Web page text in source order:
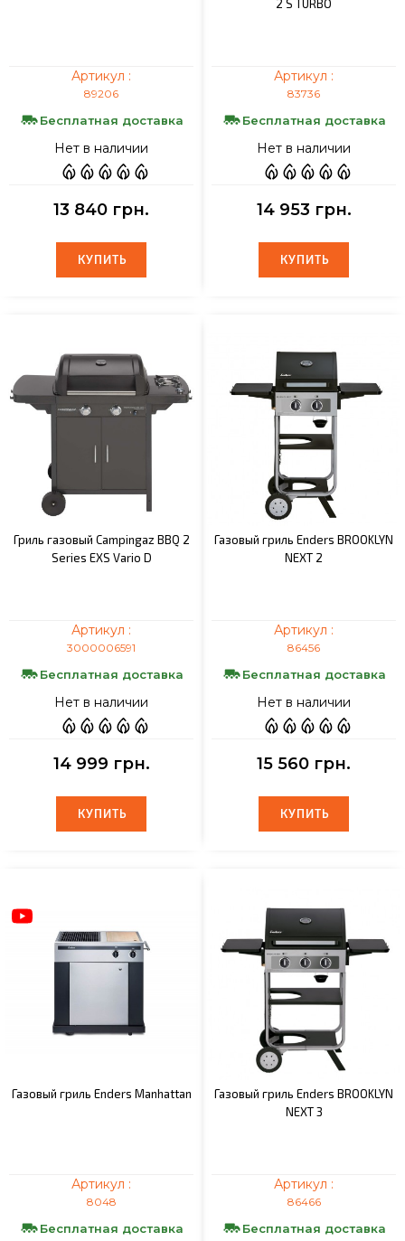
Артикул :
89206
Бесплатная доставка
Нет в наличии
13 840 грн.
КУПИТЬ
КУПИТЬ
2 S TURBO
Артикул :
83736
Бесплатная доставка
Нет в наличии
14 953 грн.
КУПИТЬ
КУПИТЬ
Гриль газовый Campingaz BBQ 2
Series EXS Vario D
Артикул :
3000006591
Бесплатная доставка
Нет в наличии
14 999 грн.
КУПИТЬ
КУПИТЬ
Газовый гриль Enders BROOKLYN
NEXT 2
Артикул :
86456
Бесплатная доставка
Нет в наличии
15 560 грн.
КУПИТЬ
КУПИТЬ
Газовый гриль Enders Manhattan
Артикул :
8048
Бесплатная доставка
Газовый гриль Enders BROOKLYN
NEXT 3
Артикул :
86466
Бесплатная доставка